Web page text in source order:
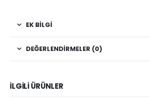
EK BILGI
DEĞERLENDIRMELER (0)
İLGILI ÜRÜNLER